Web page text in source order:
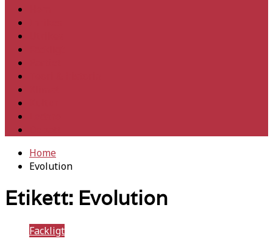
Home
Evolution
Etikett: Evolution
Fackligt